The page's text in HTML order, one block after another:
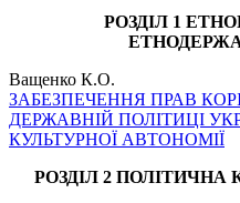
РОЗДІЛ 1
Ващенко К.О.
ЗАБЕЗПЕЧЕННЯ ПРАВ
ДЕРЖАВНІЙ ПОЛІТИЦІ
КУЛЬТУРНОЇ АВТОНОМІЇ
РОЗДІЛ 2 ПОЛІТИЧНА